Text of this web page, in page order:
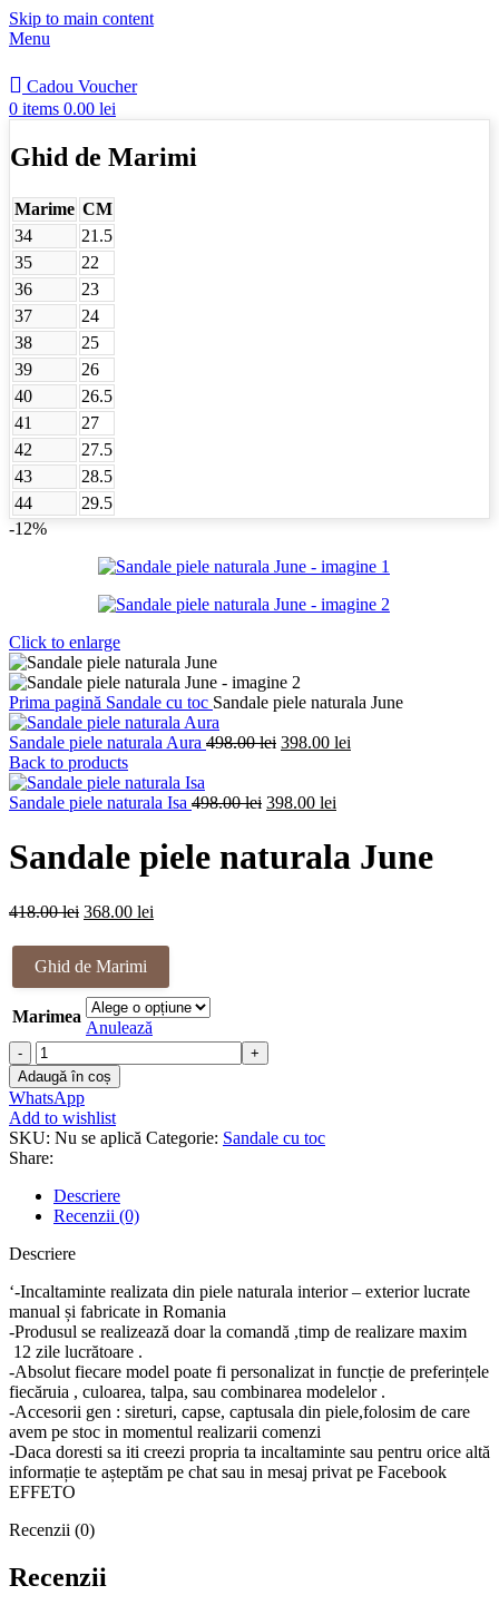
Skip to main content
Menu
Cadou Voucher
0 items 0.00 lei
Ghid de Marimi
Marime CM
34
21.5
35
22
36
23
37
24
38
25
39
26
40
26.5
41
27
42
27.5
43
28.5
44
29.5
-12%
Click to enlarge
Prima pagină Sandale cu toc Sandale piele naturala June
Sandale piele naturala Aura 498.00lei Prețul
fost:
398.00 lei
Back to products
Sandale piele naturala Isa 498.00lei Prețul
fost:
398.00 lei
este:
398.00 lei.
Sandale piele naturala June
418.00lei Prețul
a
fost:
418.00 lei.
368.00 lei
este:
Ghid de Marimi
Marimea
Anulează
Cantitate
Sandale
piele
naturala
June
Adaugă în coș
WhatsApp
Add to wishlist
SKU: Nu se aplică Categorie: Sandale cu toc
Share:
Descriere
Recenzii (0)
Descriere
‘-Incaltaminte realizata din piele naturala interior – exterior lucrate
manual și fabricate in Romania
-Produsul se realizează doar la comandă ,timp de realizare maxim
12 zile lucrătoare .
-Absolut fiecare model poate fi personalizat in funcție de preferințele
fiecăruia , culoarea, talpa, sau combinarea modelelor .
-Accesorii gen : sireturi, capse, captusala din piele,folosim de care
avem pe stoc in momentul realizarii comenzi
-Daca doresti sa iti creezi propria ta incaltaminte sau pentru orice altă
informație te așteptăm pe chat sau in mesaj privat pe Facebook
EFFETO
Recenzii (0)
Recenzii